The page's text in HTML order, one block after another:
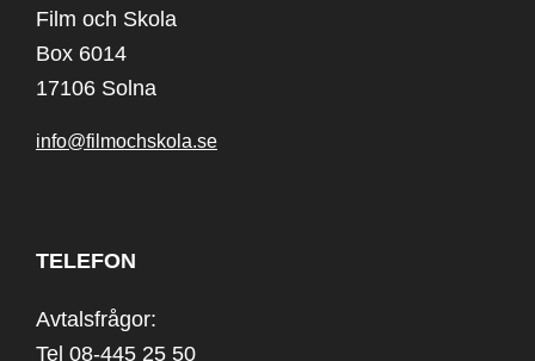
Film och Skola
Box 6014
17106 Solna
info@filmochskola.se
TELEFON
Avtalsfrågor:
Tel 08-445 25 50